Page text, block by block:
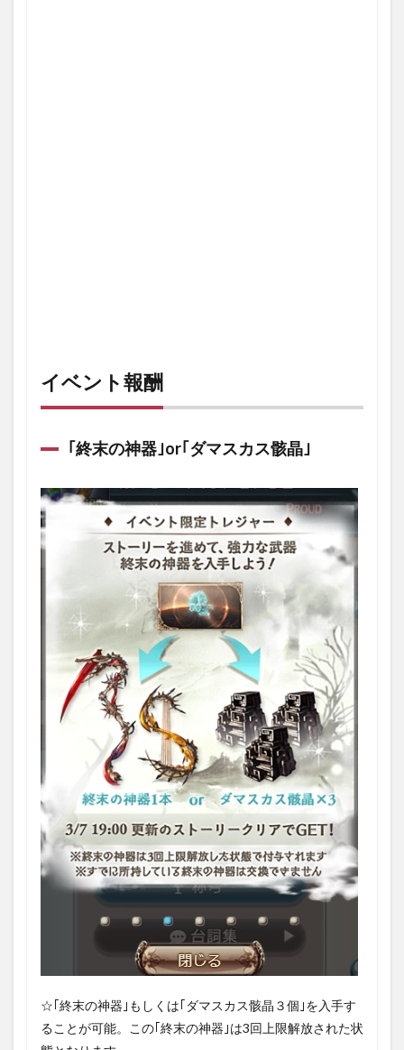
イベント報酬
｢終末の神器｣or｢ダマスカス骸晶｣
☆｢終末の神器｣もしくは｢ダマスカス骸晶３個｣を入手す
ることが可能。この｢終末の神器｣は3回上限解放された状